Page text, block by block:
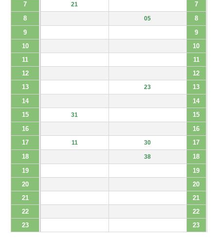
21 7
05
8
9
10
11
12
23
13
14
31
15
16
11 30 17
38
18
19
20
21
22
23
7
8
9
10
11
12
13
14
15
16
17
18
19
20
21
22
23